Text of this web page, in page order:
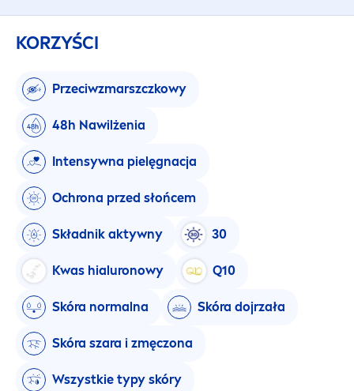
KORZYŚCI
Przeciwzmarszczkowy
48h Nawilżenia
Intensywna pielęgnacja
Ochrona przed słońcem
Składnik aktywny 30
Kwas hialuronowy Q10
Skóra normalna Skóra dojrzała
Skóra szara i zmęczona
Wszystkie typy skóry